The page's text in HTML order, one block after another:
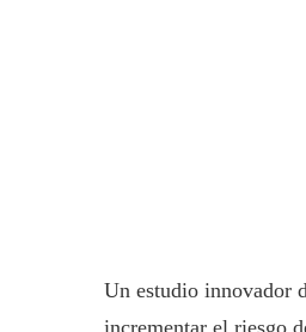
Un estudio innovador
incrementar el riesgo